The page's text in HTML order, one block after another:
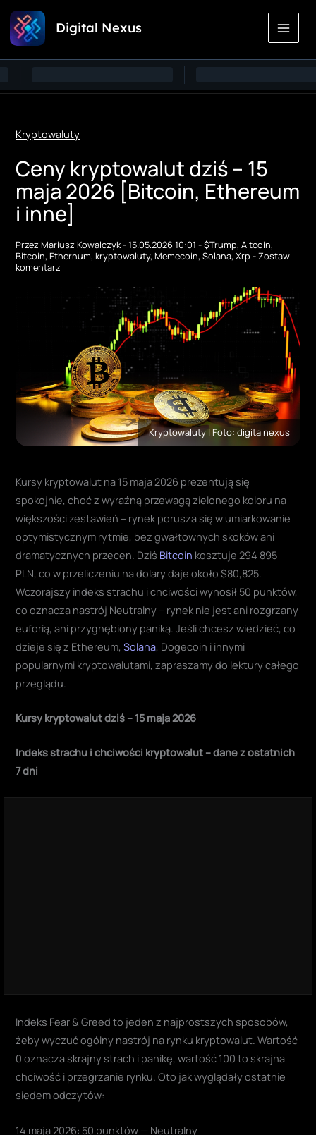
Przejdź
do
treści
Digital Nexus
Kryptowaluty
Ceny kryptowalut dziś – 15
maja 2026 [Bitcoin, Ethereum
i inne]
PrzezMariusz Kowalczyk-15.05.2026 10:01-$Trump,Altcoin,
Bitcoin,Ethernum,kryptowaluty,Memecoin,Solana,Xrp -Zostaw
komentarz
Kryptowaluty | Foto: digitalnexus
Kursy kryptowalut na 15 maja 2026 prezentują się
spokojnie, choć z wyraźną przewagą zielonego koloru na
większości zestawień – rynek porusza się w umiarkowanie
optymistycznym rytmie, bez gwałtownych skoków ani
dramatycznych przecen. Dziś Bitcoin kosztuje 294 895
PLN, co w przeliczeniu na dolary daje około $80,825.
Wczorajszy indeks strachu i chciwości wynosił 50 punktów,
co oznacza nastrój Neutralny – rynek nie jest ani rozgrzany
euforią, ani przygnębiony paniką. Jeśli chcesz wiedzieć, co
dzieje się z Ethereum,Solana, Dogecoin i innymi
popularnymi kryptowalutami, zapraszamy do lektury całego
przeglądu.
Kursy kryptowalut dziś – 15 maja 2026
Indeks strachu i chciwości kryptowalut – dane z ostatnich
7 dni
Indeks Fear & Greed to jeden z najprostszych sposobów,
żeby wyczuć ogólny nastrój na rynku kryptowalut. Wartość
0 oznacza skrajny strach i panikę, wartość 100 to skrajna
chciwość i przegrzanie rynku. Oto jak wyglądały ostatnie
siedem odczytów:
14 maja 2026: 50 punktów — Neutralny